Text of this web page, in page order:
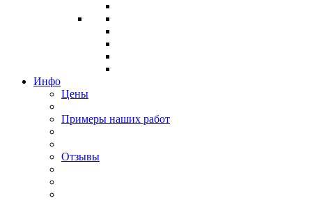
Инфо
Цены
Примеры наших работ
Отзывы